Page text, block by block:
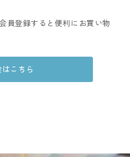
員登録すると便利にお買い物
こちら